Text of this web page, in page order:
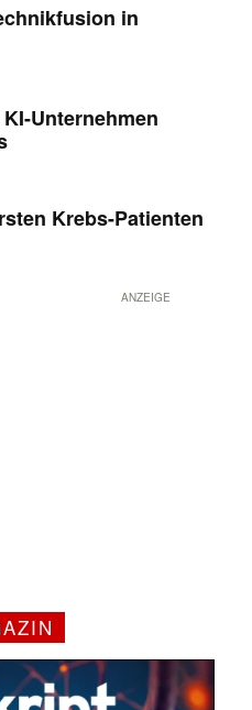
in
Unternehmen
Krebs-Patienten
ANZEIGE